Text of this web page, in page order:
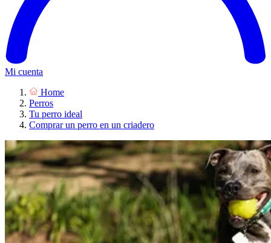
Mi cuenta
Home
Perros
Tu perro ideal
Comprar un perro en un criadero